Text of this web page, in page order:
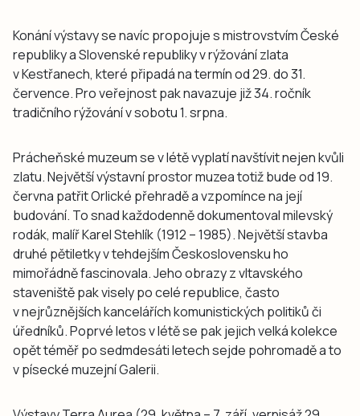
Konání výstavy se navíc propojuje s mistrovstvím České
republiky a Slovenské republiky v rýžování zlata
v Kestřanech, které připadá na termín od 29. do 31.
července. Pro veřejnost pak navazuje již 34. ročník
tradičního rýžování v sobotu 1. srpna.
Prácheňské muzeum se v létě vyplatí navštívit nejen kvůli
zlatu. Největší výstavní prostor muzea totiž bude od 19.
června patřit Orlické přehradě a vzpomínce na její
budování. To snad každodenně dokumentoval milevský
rodák, malíř Karel Stehlík (1912 – 1985). Největší stavba
druhé pětiletky v tehdejším Československu ho
mimořádně fascinovala. Jeho obrazy z vltavského
staveniště pak visely po celé republice, často
v nejrůznějších kancelářích komunistických politiků či
úředníků. Poprvé letos v létě se pak jejich velká kolekce
opět téměř po sedmdesáti letech sejde pohromadě a to
v písecké muzejní Galerii.